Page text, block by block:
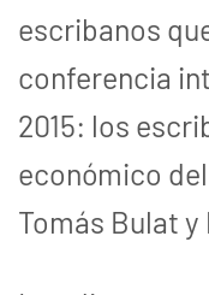
escribanos
conferencia
2015: los
económico
Tomás Bulat